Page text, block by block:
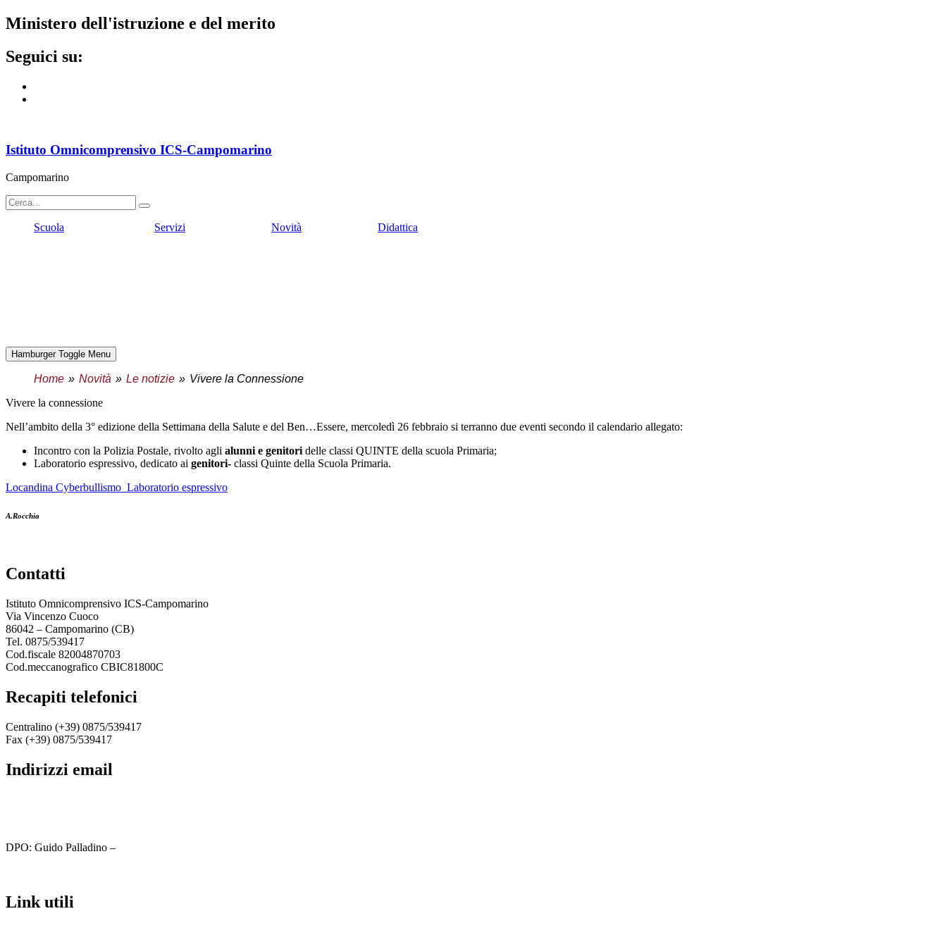
ministero dell'istruzione e del merito
seguici su:
Istituto Omnicomprensivo ICS-Campomarino
Campomarino
Scuola Servizi Novità Didattica
Hamburger Toggle Menu
Home Novità Le notizie
Vivere la Connessione
vivere la connessione
Nell’ambito della 3° edizione della Settimana della Salute e del Ben…Essere, mercoledì 26 febbraio si terranno due eventi secondo il calendario allegato:
incontro con la Polizia Postale, rivolto agli alunni e genitori delle classi QUINTE della scuola Primaria;
Laboratorio espressivo, dedicato ai genitori- classi Quinte della Scuola Primaria.
Locandina Cyberbullismo_Laboratorio espressivo
A.Rocchia
contatti
Istituto Omnicomprensivo ICS-Campomarino
Via Vincenzo Cuoco
86042 – Campomarino (CB)
Tel. 0875/539417
Cod.fiscale 82004870703
Cod.meccanografico CBIC81800C
recapiti telefonici
Centralino (+39) 0875/539417
Fax (+39) 0875/539417
indirizzi email
DPO: Guido Palladino –
link utili